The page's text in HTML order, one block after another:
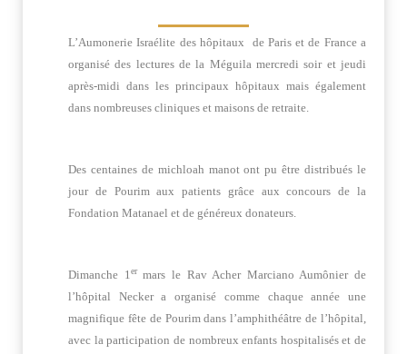
L’Aumonerie Israélite des hôpitaux de Paris et de France a
organisé des lectures de la Méguila mercredi soir et jeudi
après-midi dans les principaux hôpitaux mais également
dans nombreuses cliniques et maisons de retraite.
Des centaines de michloah manot ont pu être distribués le
jour de Pourim aux patients grâce aux concours de la
Fondation Matanael et de généreux donateurs.
Dimanche 1ermars le Rav Acher Marciano Aumônier de
l’hôpital Necker a organisé comme chaque année une
magnifique fête de Pourim dans l’amphithéâtre de l’hôpital,
avec la participation de nombreux enfants hospitalisés et de